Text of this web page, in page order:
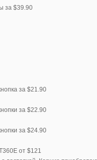
за $39.90
за $21.90
за $22.90
за $24.90
от $121